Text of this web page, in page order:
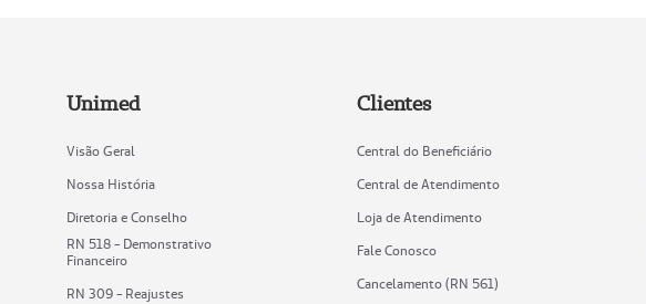
Unimed
Visão Geral
Nossa História
Diretoria e Conselho
RN 518 - Demonstrativo
Financeiro
RN 309 - Reajustes
Clientes
Central do Beneficiário
Central de Atendimento
Loja de Atendimento
Fale Conosco
Cancelamento (RN 561)